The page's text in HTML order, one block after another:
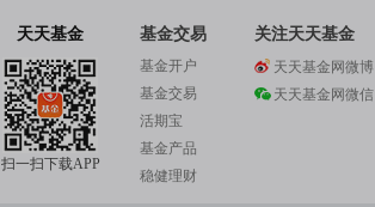
天天基金
扫一扫下载APP
基金交易
基金开户
基金交易
活期宝
基金产品
稳健理财
关注天天基金
天天基金网微博
天天基金网微信